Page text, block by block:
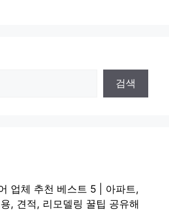
검색
업체 추천 베스트 5 | 아파트,
, 견적, 리모델링 꿀팁 공유해